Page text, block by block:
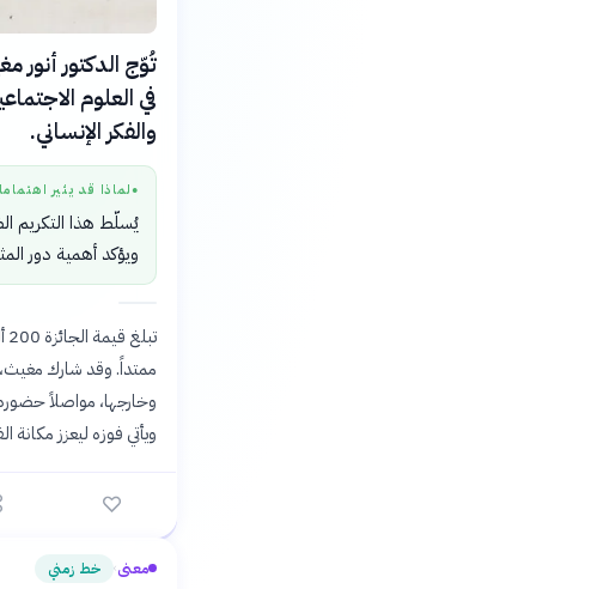
تُوّج الدكتور أنور
والفكر الإنساني.
● لماذا قد يثير
يُسلّط هذا التكريم
ويؤكد أهمية دور
ممتداً. وقد شارك مغيث،
وخارجها، مواصلاً حضوره
ويأتي فوزه ليعزز مكانة
معنى› خط زمني